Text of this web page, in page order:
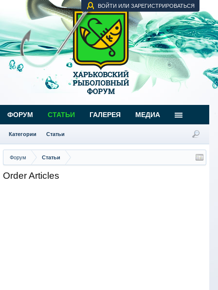
ВОЙТИ ИЛИ ЗАРЕГИСТРИРОВАТЬСЯ
Форум Статьи
Order Articles
ФОРУМ СТАТЬИ
Категории Статьи
ГАЛЕРЕЯ МЕДИА